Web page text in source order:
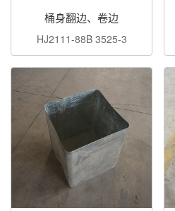
桶身翻边、卷边
HJ2111-88B 3525-3